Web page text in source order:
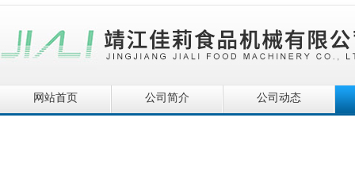
网站首页 公司简介 公司动态